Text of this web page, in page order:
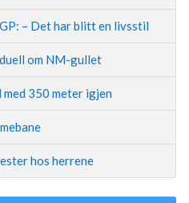
– Det har blitt en livsstil
om NM-gullet
350 meter igjen
hos herrene